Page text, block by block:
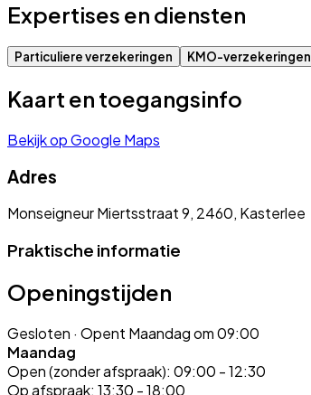
Expertises en diensten
Particuliere verzekeringen KMO-verzekeringen
Kaart en toegangsinfo
Bekijk op Google Maps
Adres
Monseigneur Miertsstraat 9, 2460, Kasterlee
Praktische informatie
Openingstijden
Gesloten · Opent Maandag om 09:00
Maandag
Open (zonder afspraak): 09:00 - 12:30
Op afspraak: 13:30 - 18:00